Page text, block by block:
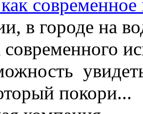
современное
в городе на
современного
покори...